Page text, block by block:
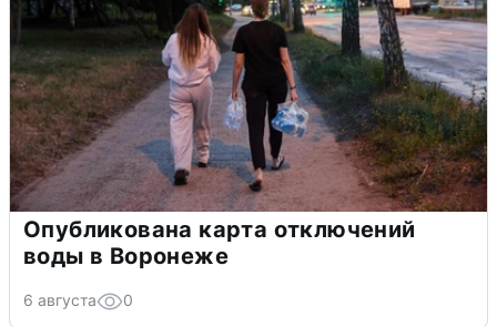
Опубликована карта отключений
воды в Воронеже
6 августа 0